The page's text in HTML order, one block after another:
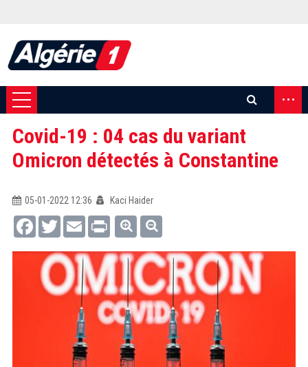
...
Covid-19 : 04 cas du variant
Omicron détectés à Constantine
05-01-2022 12:36
Kaci Haider
FacebookTwitterEmail Print